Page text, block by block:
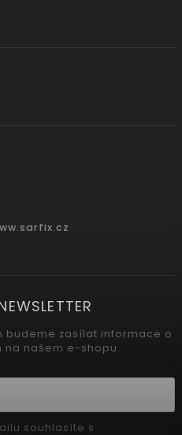
budeme zasílat informace o
na našem e-shopu.